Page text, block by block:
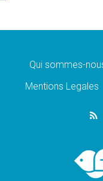
la
des
Qui sommes-
Mentions Legales